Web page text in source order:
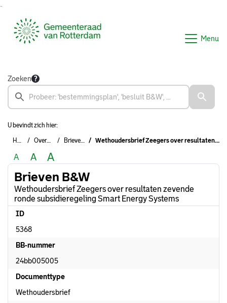
Menu
Zoeken
U bevindt zich hier:
Home Overzichten Brieven B&W Wethoudersbrief Zeegers over resultaten zevende ronde subsidieregeling Smart Energy Systems
A A A
Brieven B&W
Wethoudersbrief Zeegers over resultaten zevende
ronde subsidieregeling Smart Energy Systems
ID
5368
BB-nummer
24bb005005
Documenttype
Wethoudersbrief